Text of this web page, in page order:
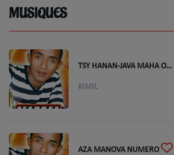
ARTISTES
TITRES DIFFUSÉS
EMISSIONS
EQUIPE
QUI SOMMES NOUS?
podcast
MUSIQUES
TSY HANAN-JAVA MAHA ORY
KIMIL
AZA MANOVA NUMERO